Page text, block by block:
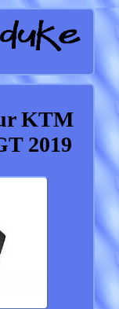
KTM
2019